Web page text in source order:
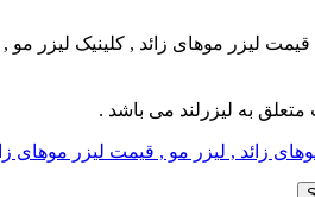
قیمت لیزر موهای زائد , کلینیک لیزر
به لیزرلند می باشد .
موهای زائد , لیزر مو , قیمت لیزر